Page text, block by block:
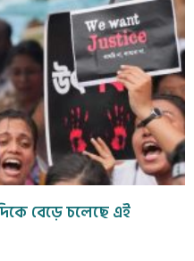
বেড়ে চলেছে এই